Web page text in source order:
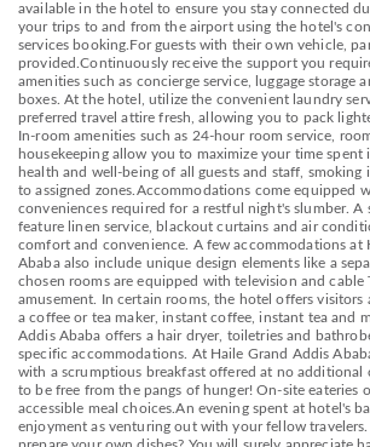
available in the hotel to ensure you stay connected
your trips to and from the airport using the hotel's
services booking.For guests with their own vehicle,
provided.Continuously receive the support you
amenities such as concierge service, luggage storage
boxes. At the hotel, utilize the convenient laundry
preferred travel attire fresh, allowing you to pack
In-room amenities such as 24-hour room service,
housekeeping allow you to maximize your time spent
health and well-being of all guests and staff, smoking
to assigned zones.Accommodations come equipped
conveniences required for a restful night's slumber. A
feature linen service, blackout curtains and air
comfort and convenience. A few accommodations at
Ababa also include unique design elements like a
chosen rooms are equipped with television and cable
amusement. In certain rooms, the hotel offers visitors
a coffee or tea maker, instant coffee, instant tea and
Addis Ababa offers a hair dryer, toiletries and
specific accommodations. At Haile Grand Addis
with a scrumptious breakfast offered at no additional
to be free from the pangs of hunger! On-site eateries
accessible meal choices.An evening spent at hotel's
enjoyment as venturing out with your fellow